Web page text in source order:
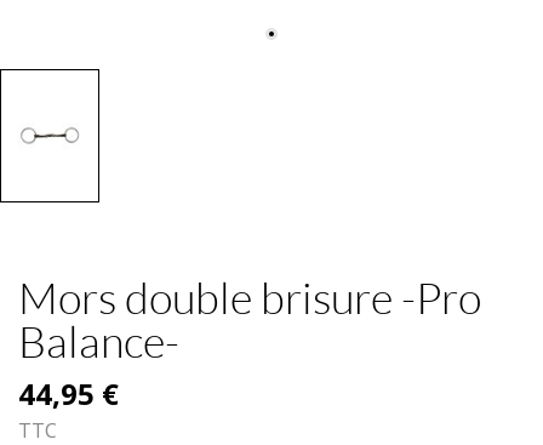
Mors double brisure -Pro
Balance-
44,95 €
TTC